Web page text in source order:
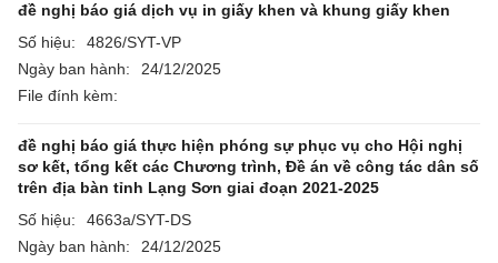
đề nghị báo giá dịch vụ in giấy khen và khung giấy khen
Số hiệu:
4826/SYT-VP
Ngày ban hành:
24/12/2025
File đính kèm:
đề nghị báo giá thực hiện phóng sự phục vụ cho Hội nghị
sơ kết, tổng kết các Chương trình, Đề án về công tác dân số
trên địa bàn tỉnh Lạng Sơn giai đoạn 2021-2025
Số hiệu:
4663a/SYT-DS
Ngày ban hành:
24/12/2025